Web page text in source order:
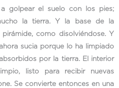
golpear el suelo con los pies;
la tierra. Y la base de la
como disolviéndose. Y
sucia porque lo ha limpiado
por la tierra. El interior
listo para recibir nuevas
Se convierte entonces en una